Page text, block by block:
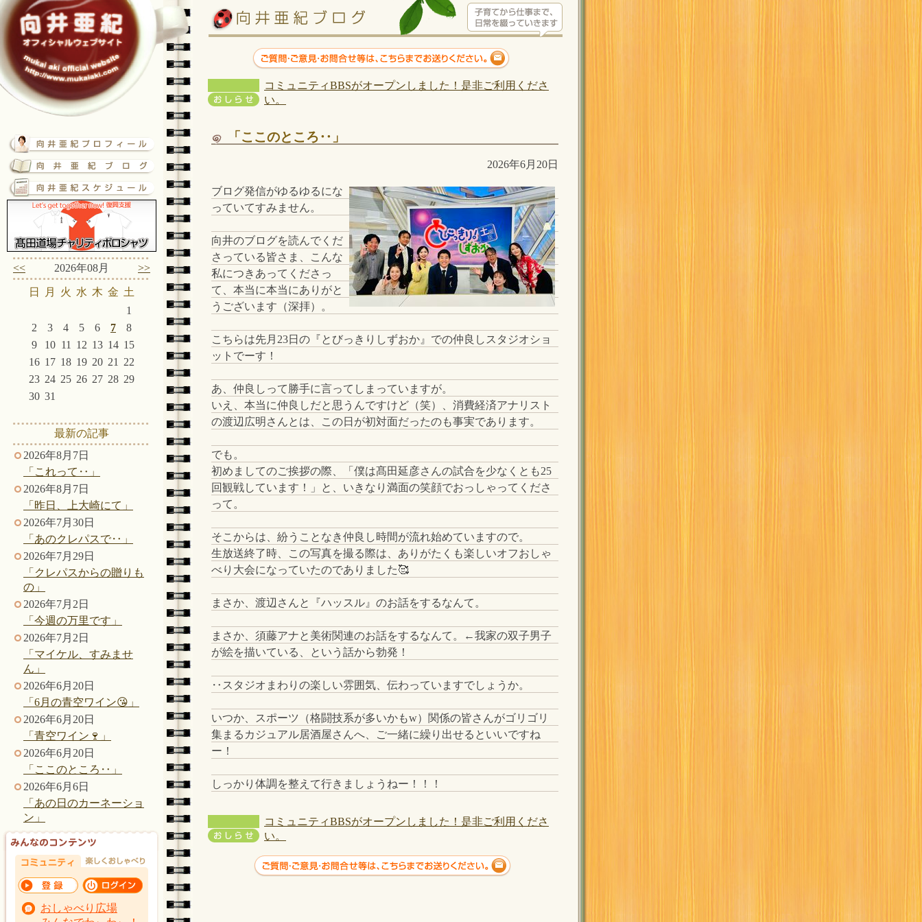
<< 2026年08月 >>
日 月 火 水 木 金 土
1
2
3 4 5 6 7
8
9
10 11 12 13 14 15
16 17 18 19 20 21
22
23 24 25 26 27 28 29
30 31
最新の記事
2026年8月7日
「これって‥」
2026年8月7日
「昨日、上大崎にて」
2026年7月30日
「あのクレパスで‥」
2026年7月29日
「クレパスからの贈りも
の」
2026年7月2日
「今週の万里です」
2026年7月2日
「マイケル、すみませ
ん」
2026年6月20日
「6月の青空ワイン😘」
2026年6月20日
「青空ワイン🍷」
2026年6月20日
「ここのところ‥」
2026年6月6日
「あの日のカーネーショ
ン」
おしゃべり広場
コミュニティBBSがオープンしました！是非ご利用くださ
い。
「ここのところ‥」
2026年6月20日
ブログ発信がゆるゆるにな
っていてすみません。
向井のブログを読んでくだ
さっている皆さま、こんな
私につきあってくださっ
て、本当に本当にありがと
うございます（深拝）。
こちらは先月23日の『とびっきりしずおか』での仲良しスタジオショ
ットでーす！
あ、仲良しって勝手に言ってしまっていますが。
いえ、本当に仲良しだと思うんですけど（笑）、消費経済アナリスト
の渡辺広明さんとは、この日が初対面だったのも事実であります。
でも。
初めましてのご挨拶の際、「僕は髙田延彦さんの試合を少なくとも25
回観戦しています！」と、いきなり満面の笑顔でおっしゃってくださ
って。
そこからは、紛うことなき仲良し時間が流れ始めていますので。
生放送終了時、この写真を撮る際は、ありがたくも楽しいオフおしゃ
べり大会になっていたのでありました🥰
まさか、渡辺さんと『ハッスル』のお話をするなんて。
まさか、須藤アナと美術関連のお話をするなんて。←我家の双子男子
が絵を描いている、という話から勃発！
‥スタジオまわりの楽しい雰囲気、伝わっていますでしょうか。
いつか、スポーツ（格闘技系が多いかもw）関係の皆さんがゴリゴリ
集まるカジュアル居酒屋さんへ、ご一緒に繰り出せるといいですね
ー！
しっかり体調を整えて行きましょうねー！！！
コミュニティBBSがオープンしました！是非ご利用くださ
い。